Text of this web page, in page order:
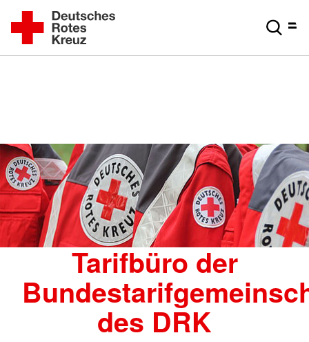
Tarifbüro der
des DRK